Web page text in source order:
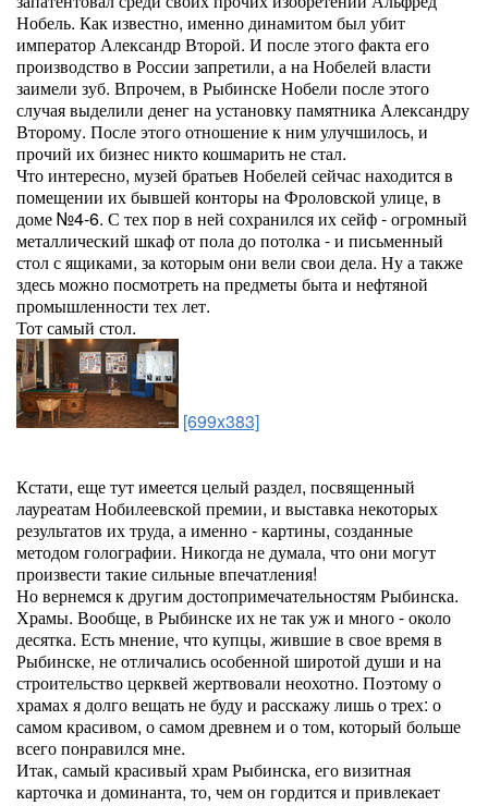
Нобель. Как известно, именно динамитом был убит
император Александр Второй. И после этого факта его
производство в России запретили, а на Нобелей власти
заимели зуб. Впрочем, в Рыбинске Нобели после этого
случая выделили денег на установку памятника Александру
Второму. После этого отношение к ним улучшилось, и
прочий их бизнес никто кошмарить не стал.
Что интересно, музей братьев Нобелей сейчас находится в
помещении их бывшей конторы на Фроловской улице, в
доме №4-6. С тех пор в ней сохранился их сейф - огромный
металлический шкаф от пола до потолка - и письменный
стол с ящиками, за которым они вели свои дела. Ну а также
здесь можно посмотреть на предметы быта и нефтяной
промышленности тех лет.
Тот самый стол.
[699x383]
Кстати, еще тут имеется целый раздел, посвященный
лауреатам Нобилеевской премии, и выставка некоторых
результатов их труда, а именно - картины, созданные
методом голографии. Никогда не думала, что они могут
произвести такие сильные впечатления!
Но вернемся к другим достопримечательностям Рыбинска.
Храмы. Вообще, в Рыбинске их не так уж и много - около
десятка. Есть мнение, что купцы, жившие в свое время в
Рыбинске, не отличались особенной широтой души и на
строительство церквей жертвовали неохотно. Поэтому о
храмах я долго вещать не буду и расскажу лишь о трех: о
самом красивом, о самом древнем и о том, который больше
всего понравился мне.
Итак, самый красивый храм Рыбинска, его визитная
карточка и доминанта, то, чем он гордится и привлекает